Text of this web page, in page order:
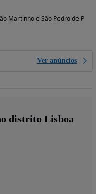
Martinho e São Pedro de
Ver anúncios
distrito Lisboa